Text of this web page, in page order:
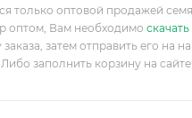
только оптовой продажей
оптом, Вам необходимо
затем отправить его на
Либо заполнить корзину на